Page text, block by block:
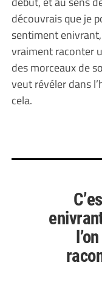
découvrais que je
sentiment
vraiment raconter
des morceaux de
veut révéler dans
cela.